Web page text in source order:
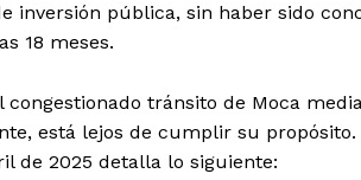
inversión pública, sin haber sido
18 meses.
congestionado tránsito de Moca
está lejos de cumplir su
de 2025 detalla lo siguiente: